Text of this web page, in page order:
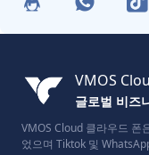
VMOS
글로벌 비즈
VMOS Cloud 클라우드 폰
었으며 Tiktok 및